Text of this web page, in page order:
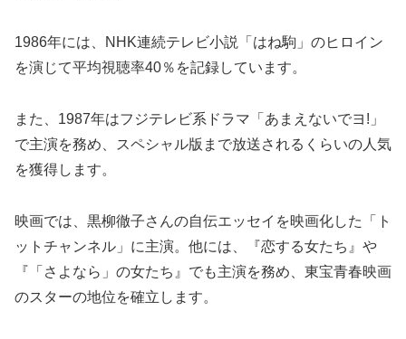
1986年には、NHK連続テレビ小説「はね駒」のヒロイン
を演じて平均視聴率40％を記録しています。
また、1987年はフジテレビ系ドラマ「あまえないでヨ!」
で主演を務め、スペシャル版まで放送されるくらいの人気
を獲得します。
映画では、黒柳徹子さんの自伝エッセイを映画化した「ト
ットチャンネル」に主演。他には、『恋する女たち』や
『「さよなら」の女たち』でも主演を務め、東宝青春映画
のスターの地位を確立します。